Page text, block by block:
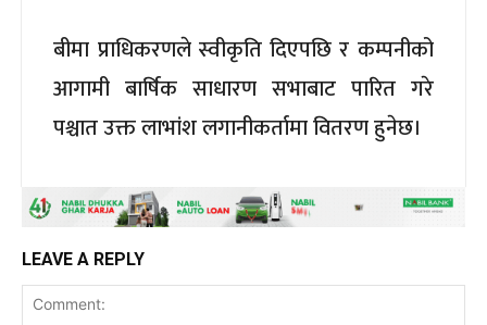
बीमा प्राधिकरणले स्वीकृति दिएपछि र कम्पनीको
आगामी बार्षिक साधारण सभाबाट पारित गरे
पश्चात उक्त लाभांश लगानीकर्तामा वितरण हुनेछ।
LEAVE A REPLY